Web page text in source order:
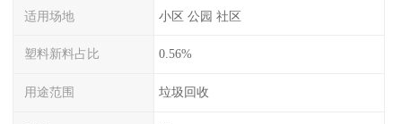
适用场地 小区 公园 社区
塑料新料占比 0.56%
用途范围 垃圾回收